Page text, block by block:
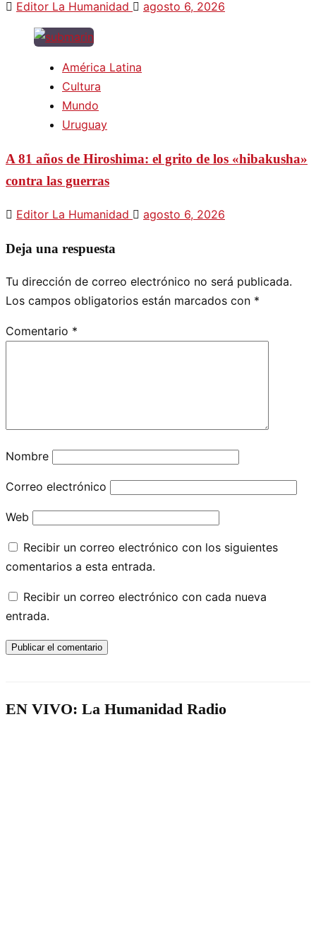
Editor La Humanidad agosto 6, 2026
América Latina
Cultura
Mundo
Uruguay
A 81 años de Hiroshima: el grito de los «hibakusha»
contra las guerras
Editor La Humanidad agosto 6, 2026
Deja una respuesta
Tu dirección de correo electrónico no será publicada.
Los campos obligatorios están marcados con *
Comentario *
Nombre
Correo electrónico
Web
Recibir un correo electrónico con los siguientes
comentarios a esta entrada.
Recibir un correo electrónico con cada nueva
entrada.
EN VIVO: La Humanidad Radio